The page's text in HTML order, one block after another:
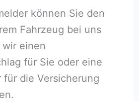
können Sie den
Fahrzeug bei uns
wir einen
für Sie oder eine
für die Versicherung